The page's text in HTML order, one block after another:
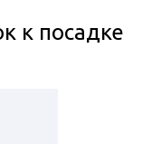
к посадке